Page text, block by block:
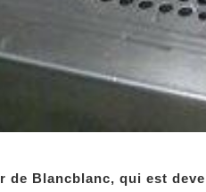
être opérée, mais était
de Blancblanc, qui est